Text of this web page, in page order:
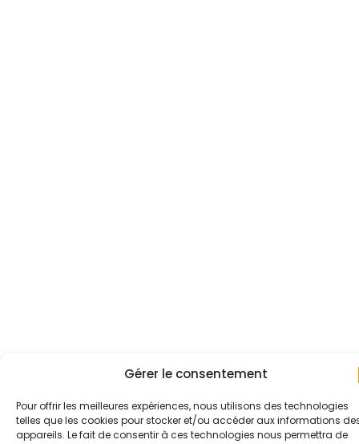
Gérer le consentement
Pour offrir les meilleures expériences, nous utilisons des technologies
telles que les cookies pour stocker et/ou accéder aux informations
appareils. Le fait de consentir à ces technologies nous permettra de